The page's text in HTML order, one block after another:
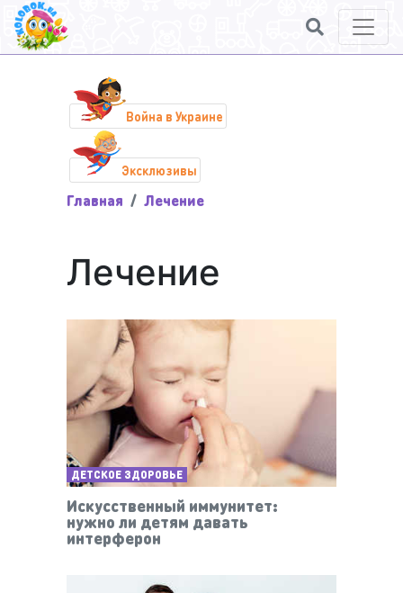
Война в Украине
Эксклюзивы
Главная Лечение
Лечение
ДЕТСКОЕ ЗДОРОВЬЕ
Искусственный иммунитет:
нужно ли детям давать
интерферон